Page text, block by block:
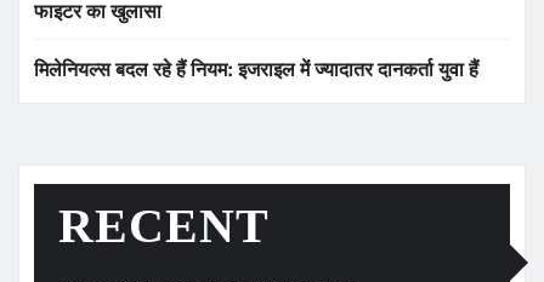
फाइटर का खुलासा
मिलेनियल्स बदल रहे हैं नियम: इजराइल में ज्यादातर दानकर्ता युवा हैं
RECENT